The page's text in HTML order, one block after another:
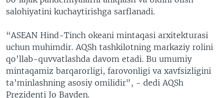
salohiyatini kuchaytirishga sarflanadi.
“ASEAN Hind-Tinch okeani mintaqasi arxitekturasi
uchun muhimdir. AQSh tashkilotning markaziy rolini
qo’llab-quvvatlashda davom etadi. Bu umumiy
mintaqamiz barqarorligi, farovonligi va xavfsizligini
ta’minlashning asosiy omilidir", - dedi AQSh
Prezidenti Jo Bayden.